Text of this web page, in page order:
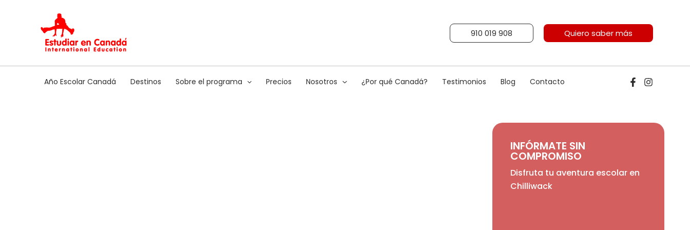
910 019 908 Quiero saber más
Año Escolar Canadá Destinos Sobre el programa Precios Nosotros ¿Por qué Canadá? Testimonios Blog Contacto
INFÓRMATE SIN
COMPROMISO
Disfruta tu aventura escolar en
Chilliwack